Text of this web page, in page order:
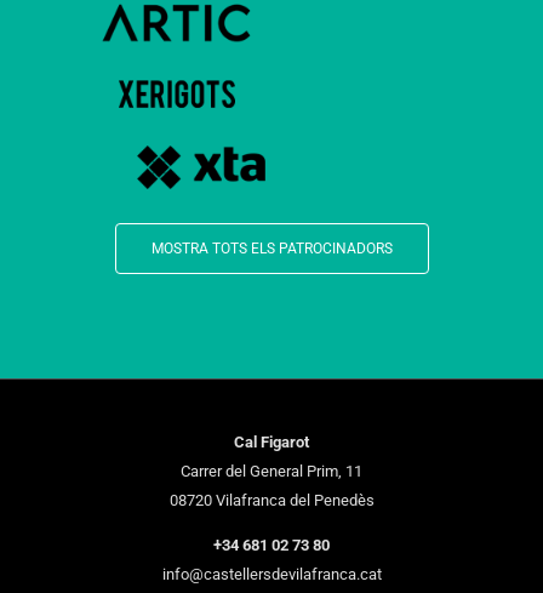
MOSTRA TOTS ELS PATROCINADORS
Cal Figarot
Carrer del General Prim, 11
08720 Vilafranca del Penedès
+34 681 02 73 80
info@castellersdevilafranca.cat